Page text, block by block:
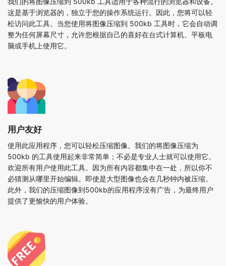
脑或手机上使用它。
用户友好
使用此应用程序，您可以轻松压缩图像。我们的将图像压缩为
500kb 的工具使用起来非常简单；不必是专业人士就可以使用它。
欢迎所有用户使用此工具。因为所有内容都集中在一处，所以你不
此外，我们的压缩图像到500kb的应用程序没有广告，为最终用户
提供了更愉快的用户体验。
免费的
您可以免费使用我们的所有工具，包括我们的将图像压缩为 500kb